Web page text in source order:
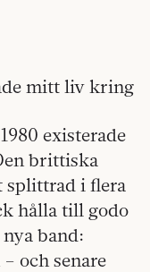
mitt liv kring
existerade
brittiska
splittrad i flera
hålla till godo
band:
och senare